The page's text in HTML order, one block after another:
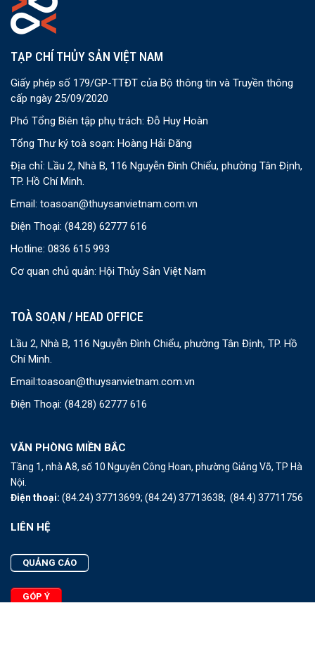
TẠP CHÍ THỦY SẢN VIỆT NAM
Giấy phép số 179/GP-TTĐT của Bộ thông tin và Truyền thông
cấp ngày 25/09/2020
Phó Tổng Biên tập phụ trách: Đỗ Huy Hoàn
Tổng Thư ký toà soạn: Hoàng Hải Đăng
Địa chỉ: Lầu 2, Nhà B, 116 Nguyễn Đình Chiểu, phường Tân Định,
TP. Hồ Chí Minh.
Email: toasoan@thuysanvietnam.com.vn
Điện Thoại: (84.28) 62777 616
Hotline: 0836 615 993
Cơ quan chủ quản: Hội Thủy Sản Việt Nam
TOÀ SOẠN / HEAD OFFICE
Lầu 2, Nhà B, 116 Nguyễn Đình Chiểu, phường Tân Định, TP. Hồ
Chí Minh.
Email:toasoan@thuysanvietnam.com.vn
Điện Thoại: (84.28) 62777 616
VĂN PHÒNG MIỀN BẮC
Tầng 1, nhà A8, số 10 Nguyễn Công Hoan, phường Giảng Võ, TP Hà
Nội.
Điện thoại: (84.24) 37713699; (84.24) 37713638; (84.4) 37711756
LIÊN HỆ
QUẢNG CÁO
GÓP Ý